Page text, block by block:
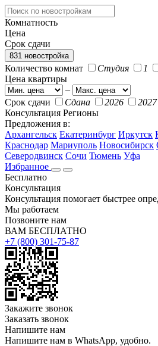
Комнатность
Цена
Срок сдачи
831 новостройка
Количество комнат Студия 1
Цена квартиры
–
Срок сдачи
Сдана 2026 2027
Консультация Регионы
Предложения в:
Архангельск Екатеринбург Иркутск
Краснодар Мариуполь Новосибирск
Северодвинск Сочи Тюмень Уфа
Избранное
Бесплатно
Консультация
Консультация помогает быстрее
Мы работаем
Позвоните нам
ВАМ БЕСПЛАТНО
+7 (800) 301-75-87
Закажите звонок
Заказать звонок
Напишите нам
Напишите нам в WhatsApp, удобно.